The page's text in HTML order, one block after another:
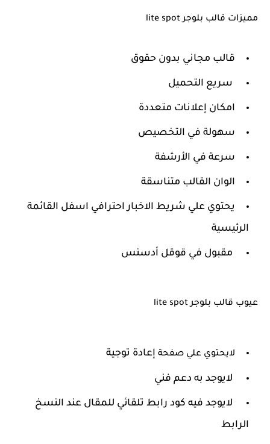
مميزات قالب بلوجر lite spot
قالب مجاني بدون حقوق
سريع التحميل
امكان إعلانات متعددة
سهولة في التخصيص
سرعة في الأرشفة
الوان القالب متناسقة
يحتوي علي شريط الاخبار احترافي اسفل القائمة
الرئيسية
مقبول في قوقل أدسنس
عيوب قالب بلوجر lite spot
لايحتوي علي صفحة إعادة توجية
لايوجد به دعم فني
لايوجد فيه كود رابط تلقائي للمقال عند النسخ
الرابط